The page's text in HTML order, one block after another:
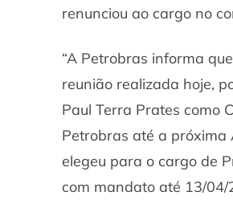
renunciou ao cargo no
“A Petrobras informa
reunião realizada hoje,
Paul Terra Prates como
Petrobras até a próxima
elegeu para o cargo de
com mandato até 13/